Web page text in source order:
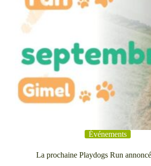
Événements
La prochaine Playdogs Run